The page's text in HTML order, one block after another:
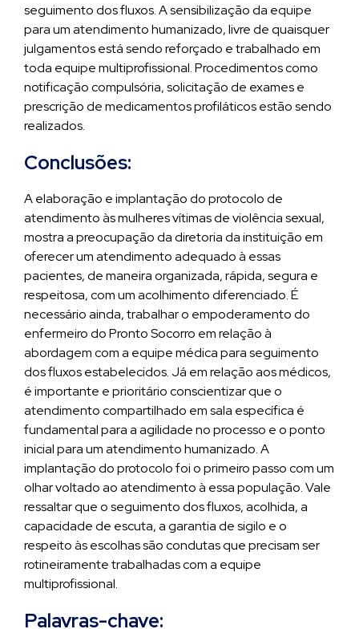
seguimento dos fluxos. A sensibilização da equipe
para um atendimento humanizado, livre de quaisquer
julgamentos está sendo reforçado e trabalhado em
toda equipe multiprofissional. Procedimentos como
notificação compulsória, solicitação de exames e
prescrição de medicamentos profiláticos estão sendo
realizados.
Conclusões:
A elaboração e implantação do protocolo de
atendimento às mulheres vítimas de violência sexual,
mostra a preocupação da diretoria da instituição em
oferecer um atendimento adequado à essas
pacientes, de maneira organizada, rápida, segura e
respeitosa, com um acolhimento diferenciado. É
necessário ainda, trabalhar o empoderamento do
enfermeiro do Pronto Socorro em relação à
abordagem com a equipe médica para seguimento
dos fluxos estabelecidos. Já em relação aos médicos,
é importante e prioritário conscientizar que o
atendimento compartilhado em sala específica é
fundamental para a agilidade no processo e o ponto
inicial para um atendimento humanizado. A
implantação do protocolo foi o primeiro passo com um
olhar voltado ao atendimento à essa população. Vale
ressaltar que o seguimento dos fluxos, acolhida, a
capacidade de escuta, a garantia de sigilo e o
respeito às escolhas são condutas que precisam ser
rotineiramente trabalhadas com a equipe
multiprofissional.
Palavras-chave: